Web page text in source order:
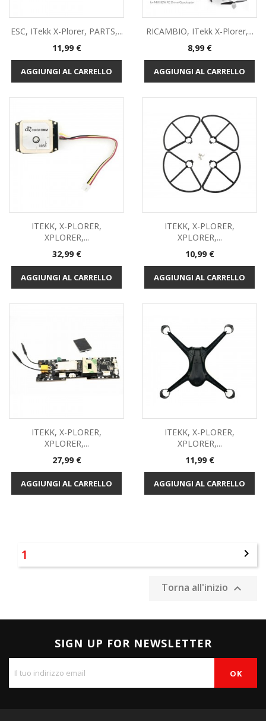
ESC, ITekk X-Plorer, PARTS,...
Prezzo
11,99 €
AGGIUNGI AL CARRELLO
RICAMBIO, ITekk X-Plorer,...
Prezzo
8,99 €
AGGIUNGI AL CARRELLO
ITEKK, X-PLORER,
XPLORER,...
Prezzo
32,99 €
AGGIUNGI AL CARRELLO
ITEKK, X-PLORER,
XPLORER,...
Prezzo
10,99 €
AGGIUNGI AL CARRELLO
ITEKK, X-PLORER,
XPLORER,...
Prezzo
27,99 €
AGGIUNGI AL CARRELLO
ITEKK, X-PLORER,
XPLORER,...
Prezzo
11,99 €
AGGIUNGI AL CARRELLO
1 
Torna all'inizio 
SIGN UP FOR NEWSLETTER